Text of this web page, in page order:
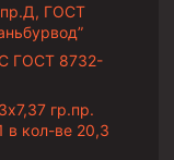
для
ГОСТ
ГОСТ 8732-
гр.пр.
в кол-ве 20,3